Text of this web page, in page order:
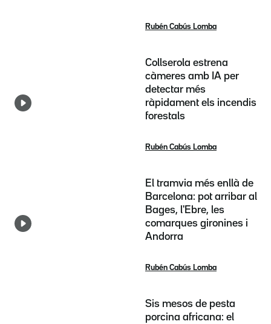
Rubén Cabús Lomba
Collserola estrena
càmeres amb IA per
detectar més
ràpidament els incendis
forestals
Rubén Cabús Lomba
El tramvia més enllà de
Barcelona: pot arribar al
Bages, l'Ebre, les
comarques gironines i
Andorra
Rubén Cabús Lomba
Sis mesos de pesta
porcina africana: el